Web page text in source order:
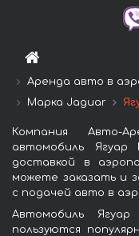
Аренда авто в
Марка Jaguar
Компания Авто-
автомобиль
доставкой в
можете заказать и
с подачей авто в
Автомобиль
пользуются